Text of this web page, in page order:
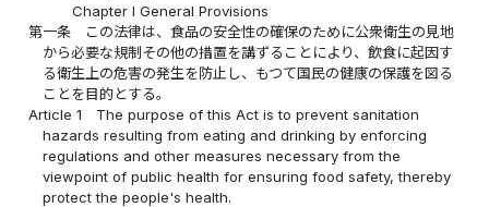
Chapter I General Provisions
第一条
この法律は、食品の安全性の確保のために公衆衛生の見地
から必要な規制その他の措置を講ずることにより、飲食に起因す
る衛生上の危害の発生を防止し、もつて国民の健康の保護を図る
ことを目的とする。
Article 1
The purpose of this Act is to prevent sanitation
hazards resulting from eating and drinking by enforcing
regulations and other measures necessary from the
viewpoint of public health for ensuring food safety, thereby
protect the people's health.